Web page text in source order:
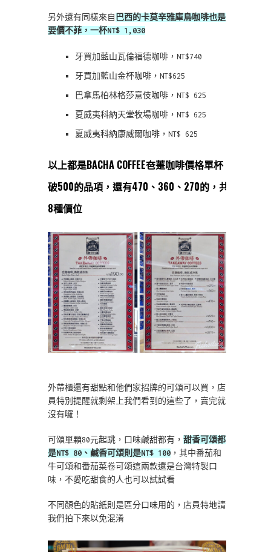
另外還有同樣來自 巴西的卡莫辛雅庫鳥咖啡也是
要價不菲，一杯NT$ 1,030
牙買加藍山瓦倫福德咖啡，NT$740
牙買加藍山金杯咖啡，NT$625
巴拿馬柏林格莎意伎咖啡，NT$ 625
夏威夷科納天堂牧場咖啡，NT$ 625
夏威夷科納康威爾咖啡，NT$ 625
以上都是BACHA COFFEE夿萐咖啡價格單杯
破500的品項，還有470、360、270的，共
8種價位
外帶櫃還有甜點和他們家招牌的可頌可以買，店
員特別提醒就剩架上我們看到的這些了，賣完就
沒有囉！
可頌單顆80元起跳，口味鹹甜都有， 甜香可頌都
是NT$ 80、鹹香可頌則是NT$ 100 ，其中番茄和
牛可頌和番茄菜卷可頌這兩款還是台灣特製口
味，不愛吃甜食的人也可以試試看
不同顏色的貼紙則是區分口味用的，店員特地請
我們拍下來以免混淆